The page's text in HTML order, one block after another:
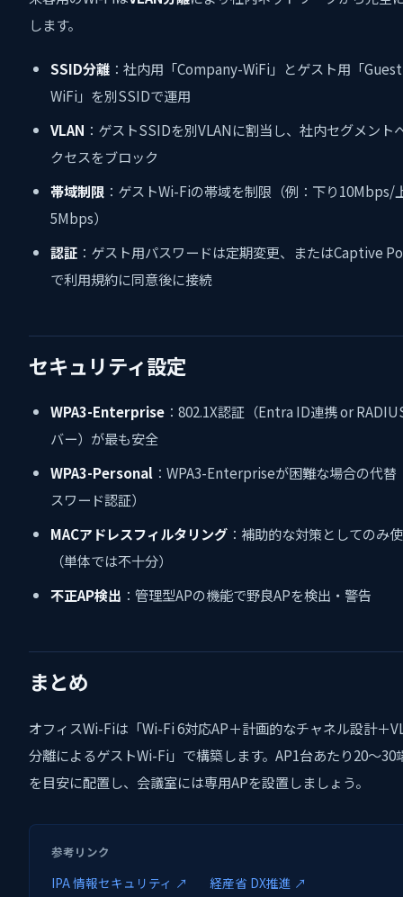
します。
SSID分離 ：社内用「Company-WiFi」とゲスト用「
WiFi」を別SSIDで運用
VLAN ：ゲストSSIDを別VLANに割当し、社内セグメント
クセスをブロック
帯域制限 ：ゲストWi-Fiの帯域を制限（例：下り10Mbps/
5Mbps）
認証 ：ゲスト用パスワードは定期変更、またはCaptive
で利用規約に同意後に接続
セキュリティ設定
WPA3-Enterprise ：802.1X認証（Entra ID連携 or
バー）が最も安全
WPA3-Personal ：WPA3-Enterpriseが困難な場合の代替
スワード認証）
MACアドレスフィルタリング ：補助的な対策としてのみ
（単体では不十分）
不正AP検出 ：管理型APの機能で野良APを検出・警告
まとめ
オフィスWi-Fiは「Wi-Fi 6対応AP＋計画的なチャネル設計＋
分離によるゲストWi-Fi」で構築します。AP1台あたり20〜30
を目安に配置し、会議室には専用APを設置しましょう。
参考リンク
IPA 情報セキュリティ ↗
経産省 DX推進 ↗